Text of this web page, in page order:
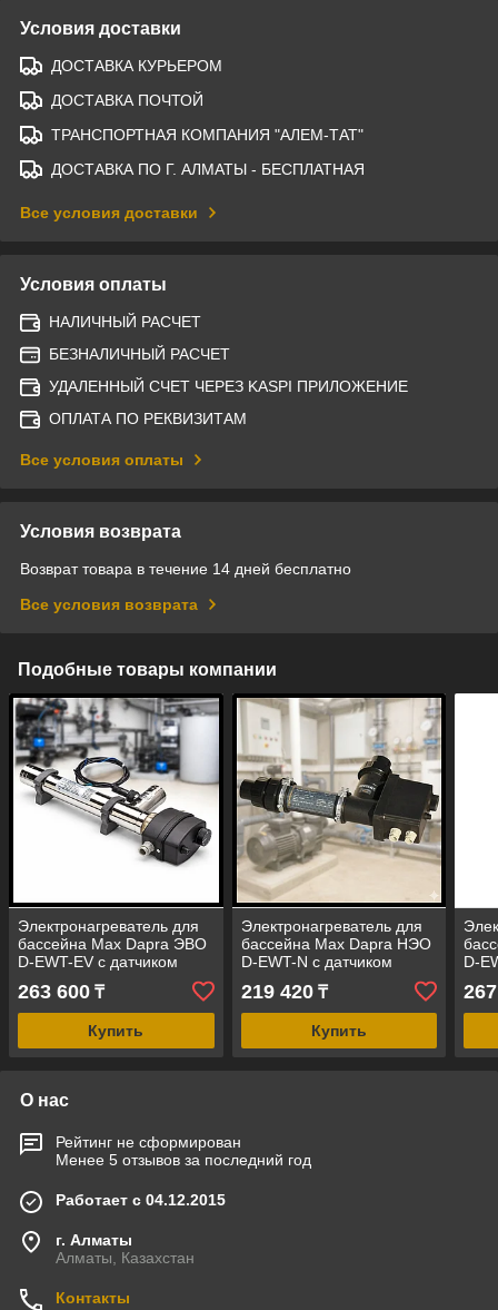
Условия доставки
ДОСТАВКА КУРЬЕРОМ
ДОСТАВКА ПОЧТОЙ
ТРАНСПОРТНАЯ КОМПАНИЯ "АЛЕМ-ТАТ"
ДОСТАВКА ПО Г. АЛМАТЫ - БЕСПЛАТНАЯ
Все условия доставки
Условия оплаты
НАЛИЧНЫЙ РАСЧЕТ
БЕЗНАЛИЧНЫЙ РАСЧЕТ
УДАЛЕННЫЙ СЧЕТ ЧЕРЕЗ KASPI ПРИЛОЖЕНИЕ
ОПЛАТА ПО РЕКВИЗИТАМ
Все условия оплаты
Условия возврата
Возврат товара в течение 14 дней бесплатно
Все условия возврата
Подобные товары компании
Электронагреватель для
бассейна Max Dapra ЭВО
D-EWT-EV с датчиком
потока (6,0 кВт, корпус -
нержавеющая сталь)
263 600 ₸
Купить
Электронагреватель для
бассейна Max Dapra НЭО
D-EWT-N с датчиком
потока (6,0 кВт, корпус -
термопропилен)
219 420₸
Купить
D-
О нас
Рейтинг не сформирован
Менее 5 отзывов за последний год
Работает с 04.12.2015
г. Алматы
Алматы, Казахстан
Контакты